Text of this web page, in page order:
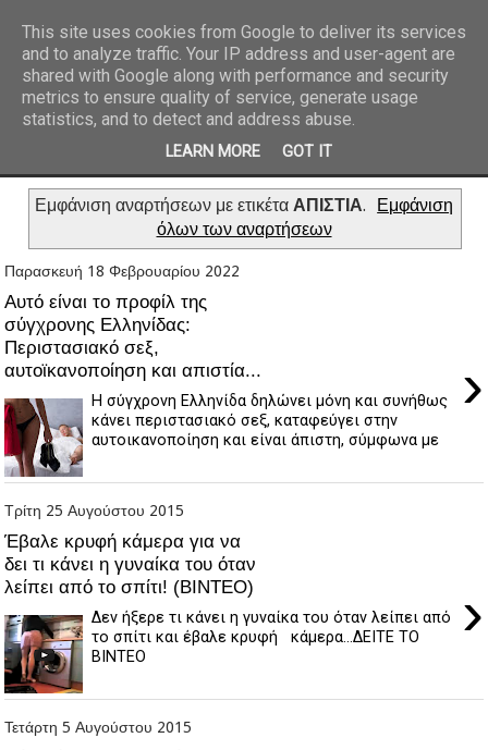
REPORTAZ NET
Εμφάνιση αναρτήσεων με ετικέτα ΑΠΙΣΤΙΑ.
Εμφάνιση
όλων των αναρτήσεων
Παρασκευή 18 Φεβρουαρίου 2022
Αυτό είναι το προφίλ της
σύγχρονης Ελληνίδας:
Περιστασιακό σεξ,
αυτοϊκανοποίηση και απιστία...
›
Η σύγχρονη Ελληνίδα δηλώνει μόνη και συνήθως
κάνει περιστασιακό σεξ, καταφεύγει στην
αυτοικανοποίηση και είναι άπιστη, σύμφωνα με
Τρίτη 25 Αυγούστου 2015
Έβαλε κρυφή κάμερα για να
δει τι κάνει η γυναίκα του όταν
λείπει από το σπίτι! (ΒΙΝΤΕΟ)
›
Δεν ήξερε τι κάνει η γυναίκα του όταν λείπει από
το σπίτι και έβαλε κρυφή κάμερα...ΔΕΙΤΕ ΤΟ
ΒΙΝΤΕΟ
Τετάρτη 5 Αυγούστου 2015
This site uses cookies from Google to deliver its services
and to analyze traffic. Your IP address and user-agent are
shared with Google along with performance and security
metrics to ensure quality of service, generate usage
statistics, and to detect and address abuse.
LEARN MORE GOT IT